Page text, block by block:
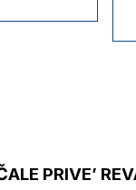
PRIVE’